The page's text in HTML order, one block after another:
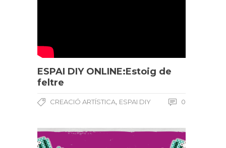
ESPAI DIY ONLINE:Estoig de
feltre
CREACIÓ ARTÍSTICA, ESPAI DIY 0